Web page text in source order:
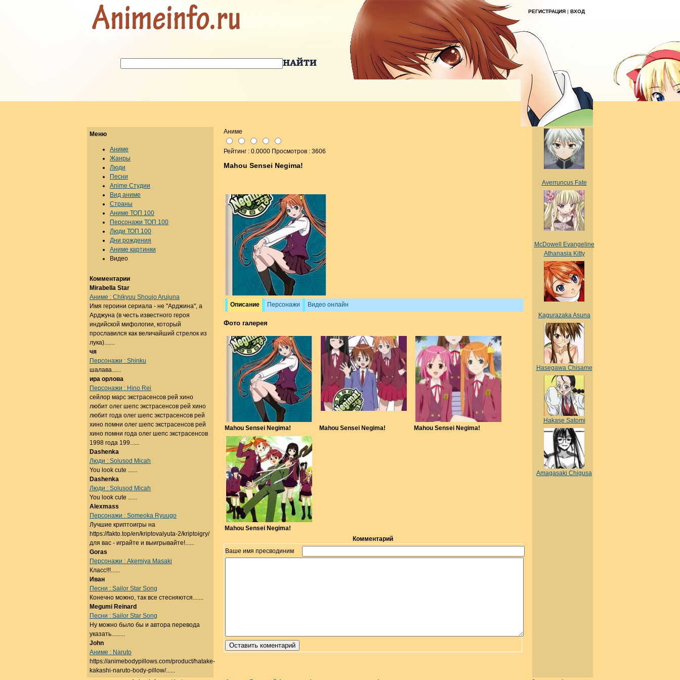
РЕГИСТРАЦИЯ | ВХОД
Аниме
Рейтинг : 0.0000 Просмотров : 3606
Mahou Sensei Negima!
Описание Персонажи Видео онлайн
Фото галерея
Mahou Sensei Negima! Mahou Sensei Negima! Mahou Sensei Negima!
Mahou Sensei Negima!
Комментарий
Ваше имя пресводиним
Меню
Аниме
Жанры
Люди
Песни
Anime Студии
Вид аниме
Страны
Аниме ТОП 100
Персонажи ТОП 100
Люди ТОП 100
Дни рождения
Аниме картинки
Видео
Комментарии
Mirabella Star
Аниме : Chikyuu Shoujo Arujuna
Имя героини сериала - не "Арджина", а
Арджуна (в честь известного героя
индийской мифологии, который
прославился как величайший стрелок из
лука).......
чя
Персонажи : Shinku
шалава......
ира орлова
Персонажи : Hino Rei
сейлор марс экстрасенсов рей хино
любит олег шепс экстрасенсов рей хино
любит года олег шепс экстрасенсов рей
хино помни олег шепс экстрасенсов рей
хино помни года олег шепс экстрасенсов
1998 года 199......
Dashenka
Люди : Solusod Micah
You look cute ......
Dashenka
Люди : Solusod Micah
You look cute ......
Alexmass
Персонажи : Someoka Ryuugo
Лучшие криптоигры на
https://fakto.top/en/kriptovalyuta-2/kriptoigry/
для вас - играйте и выигрывайте!......
Goras
Персонажи : Akemiya Masaki
Класс!!!......
Иван
Песни : Sailor Star Song
Конечно можно, так все стесняются.......
Megumi Reinard
Песни : Sailor Star Song
Ну можно было бы и автора перевода
указать.........
John
Аниме : Naruto
https://animebodypillows.com/product/hatake-
kakashi-naruto-body-pillow/......
Averruncus Fate
McDowell Evangeline
Athanasia Kitty
Kagurazaka Asuna
Hasegawa Chisame
Hakase Satomi
Amagasaki Chigusa